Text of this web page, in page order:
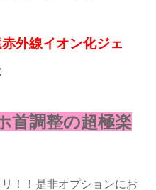
外線イオン化ジェ
首調整の超極楽
！！是非オプションにお